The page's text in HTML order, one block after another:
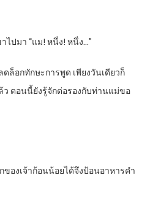
ไปมา “แม! หนึ่ง! หนึ่ง…”
ดล็อกทักษะการพูด เพียงวันเดียวก็
ตอนนี้ยังรู้จักต่อรองกับท่านแม่ขอ
องเจ้าก้อนน้อยได้จึงป้อนอาหารคำ